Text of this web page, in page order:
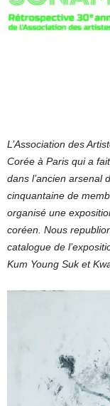
L’Association des
Corée à Paris qui a
dans l’ancien arsenal
cinquantaine de
organisé une
coréen. Nous
catalogue de
Kum Young Suk et